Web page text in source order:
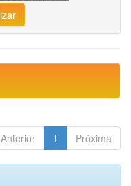
Anterior 1 Próxima